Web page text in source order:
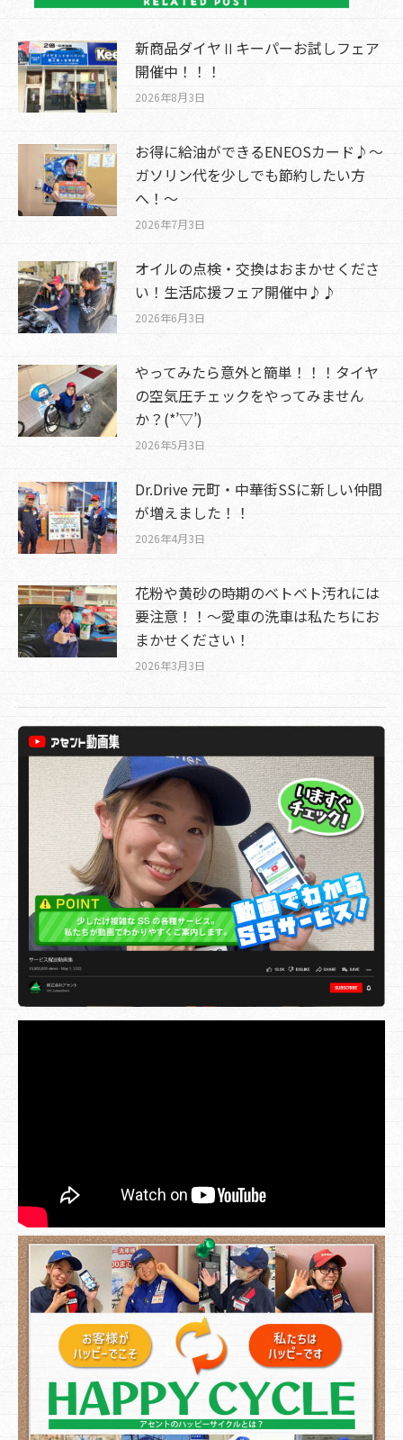
新商品ダイヤⅡキーパーお試しフェア
開催中！！！
2026年8月3日
お得に給油ができるENEOSカード♪～
ガソリン代を少しでも節約したい方
へ！～
2026年7月3日
オイルの点検・交換はおまかせくださ
い！生活応援フェア開催中♪♪
2026年6月3日
やってみたら意外と簡単！！！タイヤ
の空気圧チェックをやってみません
か？(*’▽’)
2026年5月3日
Dr.Drive 元町・中華街SSに新しい仲間
が増えました！！
2026年4月3日
花粉や黄砂の時期のベトベト汚れには
要注意！！～愛車の洗車は私たちにお
まかせください！
2026年3月3日